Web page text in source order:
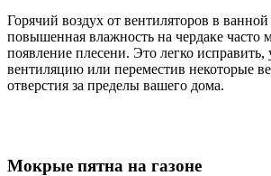
Горячий воздух от вентиляторов в
повышенная влажность на чердаке часто
появление плесени. Это легко исправить,
вентиляцию или переместив некоторые
отверстия за пределы вашего дома.
Мокрые пятна на газоне